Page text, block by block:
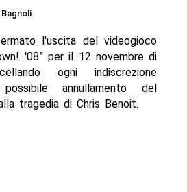
l'uscita del videogioco
'08” per il 12 novembre di
ogni indiscrezione
annullamento del
tragedia di Chris Benoit.